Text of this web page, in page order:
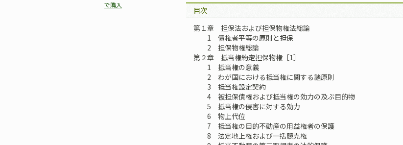
で購入
目次
第１章 担保法および担保物権法総論
1 債権者平等の原則と担保
2 担保物権総論
第２章 抵当権――約定担保物権［1］
1 抵当権の意義
2 わが国における抵当権に関する諸原則
3 抵当権設定契約
4 被担保債権および抵当権の効力の及ぶ目的物
5 抵当権の侵害に対する効力
6 物上代位
7 抵当権の目的不動産の用益権者の保護
8 法定地上権および一括競売権